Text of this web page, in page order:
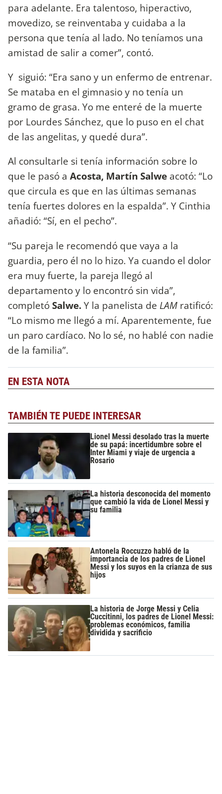
para adelante. Era talentoso, hiperactivo,
movedizo, se reinventaba y cuidaba a la
persona que tenía al lado. No teníamos una
amistad de salir a comer”, contó.
Y siguió: “Era sano y un enfermo de entrenar.
Se mataba en el gimnasio y no tenía un
gramo de grasa. Yo me enteré de la muerte
por Lourdes Sánchez, que lo puso en el chat
de las angelitas, y quedé dura”.
Al consultarle si tenía información sobre lo
que le pasó a Acosta, Martín Salwe acotó: “Lo
que circula es que en las últimas semanas
tenía fuertes dolores en la espalda”. Y Cinthia
añadió: “Sí, en el pecho”.
“Su pareja le recomendó que vaya a la
guardia, pero él no lo hizo. Ya cuando el dolor
era muy fuerte, la pareja llegó al
departamento y lo encontró sin vida”,
completóSalwe.Y la panelista de LAM ratificó:
“Lo mismo me llegó a mí. Aparentemente, fue
un paro cardíaco. No lo sé, no hablé con nadie
de la familia”.
EN ESTA NOTA
TAMBIÉN TE PUEDE INTERESAR
Lionel Messi desolado tras la muerte
de su papá: incertidumbre sobre el
Inter Miami y viaje de urgencia a
Rosario
La historia desconocida del momento
que cambió la vida de Lionel Messi y
su familia
Antonela Roccuzzo habló de la
importancia de los padres de Lionel
Messi y los suyos en la crianza de sus
hijos
La historia de Jorge Messi y Celia
Cuccitinni, los padres de Lionel Messi:
problemas económicos, familia
dividida y sacrificio